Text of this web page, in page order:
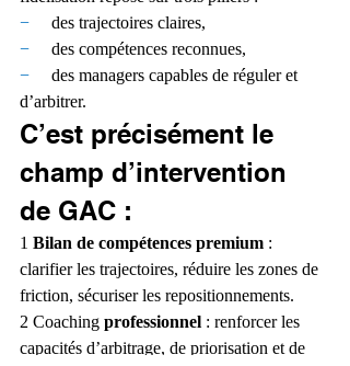
− des trajectoires claires,
− des compétences reconnues,
− des managers capables de réguler et
d’arbitrer.
C’est précisément le
champ d’intervention
de GAC :
1 Bilan de compétences premium :
clarifier les trajectoires, réduire les zones de
friction, sécuriser les repositionnements.
2 Coaching professionnel : renforcer les
capacités d’arbitrage, de priorisation et de